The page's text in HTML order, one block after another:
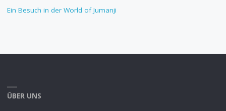
Ein Besuch in der World of Jumanji
ÜBER UNS